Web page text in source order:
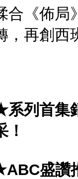
《佈局》
，再創西
首集銷
！
盛讚推